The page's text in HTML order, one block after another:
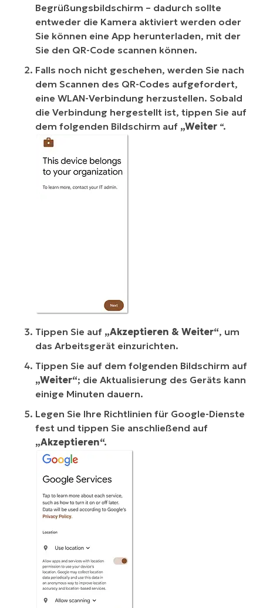
Begrüßungsbildschirm – dadurch sollte
entweder die Kamera aktiviert werden oder
Sie können eine App herunterladen, mit der
Sie den QR-Code scannen können.
Falls noch nicht geschehen, werden Sie nach
dem Scannen des QR-Codes aufgefordert,
eine WLAN-Verbindung herzustellen. Sobald
die Verbindung hergestellt ist, tippen Sie auf
dem folgenden Bildschirm auf „Weiter “.
Tippen Sie auf „Akzeptieren & Weiter“, um
das Arbeitsgerät einzurichten.
Tippen Sie auf dem folgenden Bildschirm auf
„Weiter“; die Aktualisierung des Geräts kann
einige Minuten dauern.
Legen Sie Ihre Richtlinien für Google-Dienste
fest und tippen Sie anschließend auf
„Akzeptieren“.